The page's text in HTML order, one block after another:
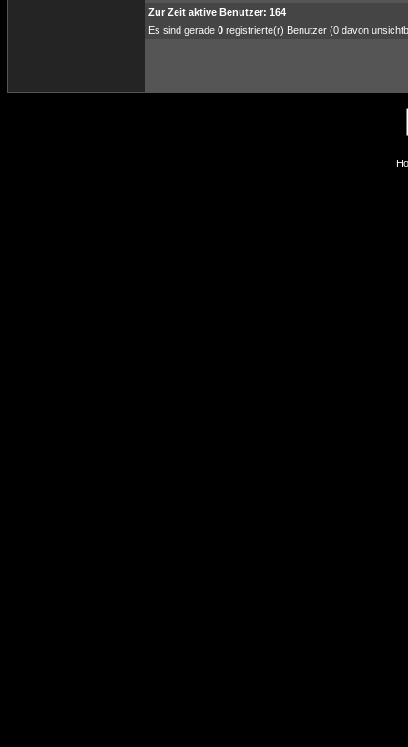
Zur Zeit aktive Benutzer: 164
Es sind gerade 0 registrierte(r) Benutzer (0 davon